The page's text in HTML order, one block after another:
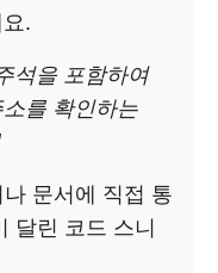
.
석을 포함하여
를 확인하는
문서에 직접 통
달린 코드 스니